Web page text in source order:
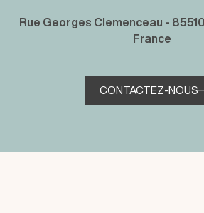
Rue Georges Clemenceau - 85510
France
CONTACTEZ-NOUS